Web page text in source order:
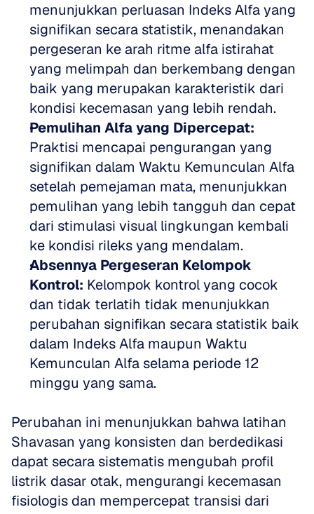
menunjukkan perluasan Indeks Alfa yang
signifikan secara statistik, menandakan
pergeseran ke arah ritme alfa istirahat
yang melimpah dan berkembang dengan
baik yang merupakan karakteristik dari
kondisi kecemasan yang lebih rendah.
Pemulihan Alfa yang Dipercepat:
Praktisi mencapai pengurangan yang
signifikan dalam Waktu Kemunculan Alfa
setelah pemejaman mata, menunjukkan
pemulihan yang lebih tangguh dan cepat
dari stimulasi visual lingkungan kembali
ke kondisi rileks yang mendalam.
Absennya Pergeseran Kelompok
Kontrol: Kelompok kontrol yang cocok
dan tidak terlatih tidak menunjukkan
perubahan signifikan secara statistik baik
dalam Indeks Alfa maupun Waktu
Kemunculan Alfa selama periode 12
minggu yang sama.
Perubahan ini menunjukkan bahwa latihan
Shavasan yang konsisten dan berdedikasi
dapat secara sistematis mengubah profil
listrik dasar otak, mengurangi kecemasan
fisiologis dan mempercepat transisi dari